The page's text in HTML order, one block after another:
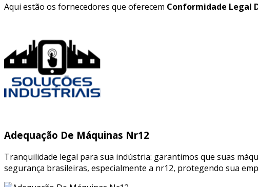
Aqui estão os fornecedores que oferecem Conformidade Legal
Adequação De Máquinas Nr12
Tranquilidade legal para sua indústria: garantimos que suas
segurança brasileiras, especialmente a nr12, protegendo sua